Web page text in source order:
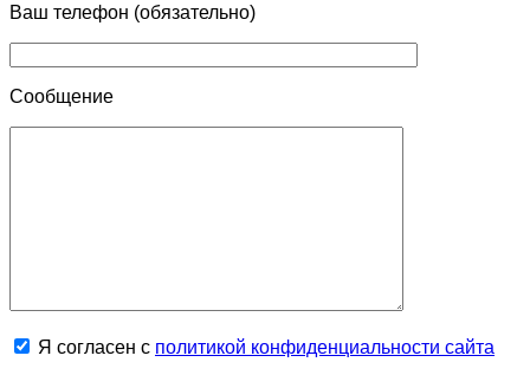
Ваш телефон (обязательно)
Сообщение
Я согласен с политикой конфиденциальности сайта